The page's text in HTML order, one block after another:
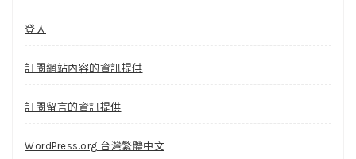
登入
訂閱網站內容的資訊提供
訂閱留言的資訊提供
WordPress.org 台灣繁體中文